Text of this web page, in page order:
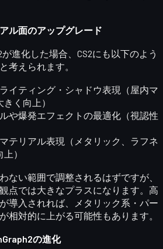
ル面のアップグレード
進化した場合、CS2にも以下のよう
考えられます。
イティング・シャドウ表現（屋内マ
く向上）
や爆発エフェクトの最適化（視認性
テリアル表現（メタリック、ラフネ
）
ない範囲で調整されるはずですが、
点では大きなプラスになります。高
導入されれば、メタリック系・パー
相対的に上がる可能性もあります。
の進化